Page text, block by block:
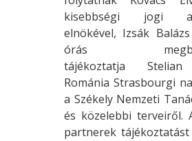
kisebbségi jogi
elnökével, Izsák
órás
tájékoztatja
Románia Strasbourgi
a Székely Nemzeti
és közelebbi terveiről.
partnerek